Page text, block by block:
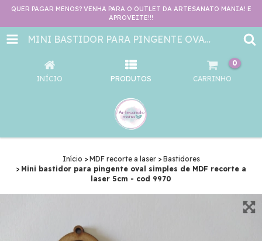
QUER PAGAR MENOS? VENHA PARA O OUTLET DA ARTESANATO MANIA! E
APROVEITE!!!
MINI BASTIDOR PARA PINGENTE OVAL SIMPLES DE MDF RECORTE A LASER 5CM - COD 9970
INÍCIO PRODUTOS CARRINHO
0
Início > MDF recorte a laser > Bastidores
> Mini bastidor para pingente oval simples de MDF recorte a
laser 5cm - cod 9970